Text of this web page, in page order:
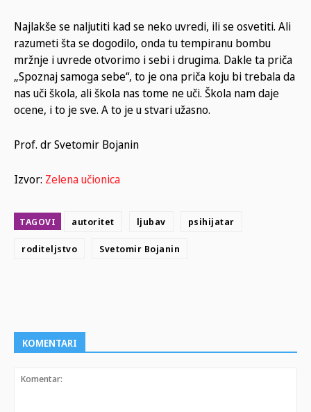
Najlakše se naljutiti kad se neko uvredi, ili se osvetiti. Ali
razumeti šta se dogodilo, onda tu tempiranu bombu
mržnje i uvrede otvorimo i sebi i drugima. Dakle ta priča
„Spoznaj samoga sebe“, to je ona priča koju bi trebala da
nas uči škola, ali škola nas tome ne uči. Škola nam daje
ocene, i to je sve. A to je u stvari užasno.
Prof. dr Svetomir Bojanin
Izvor: Zelena učionica
TAGOVI autoritet ljubav psihijatar
roditeljstvo Svetomir Bojanin
KOMENTARI